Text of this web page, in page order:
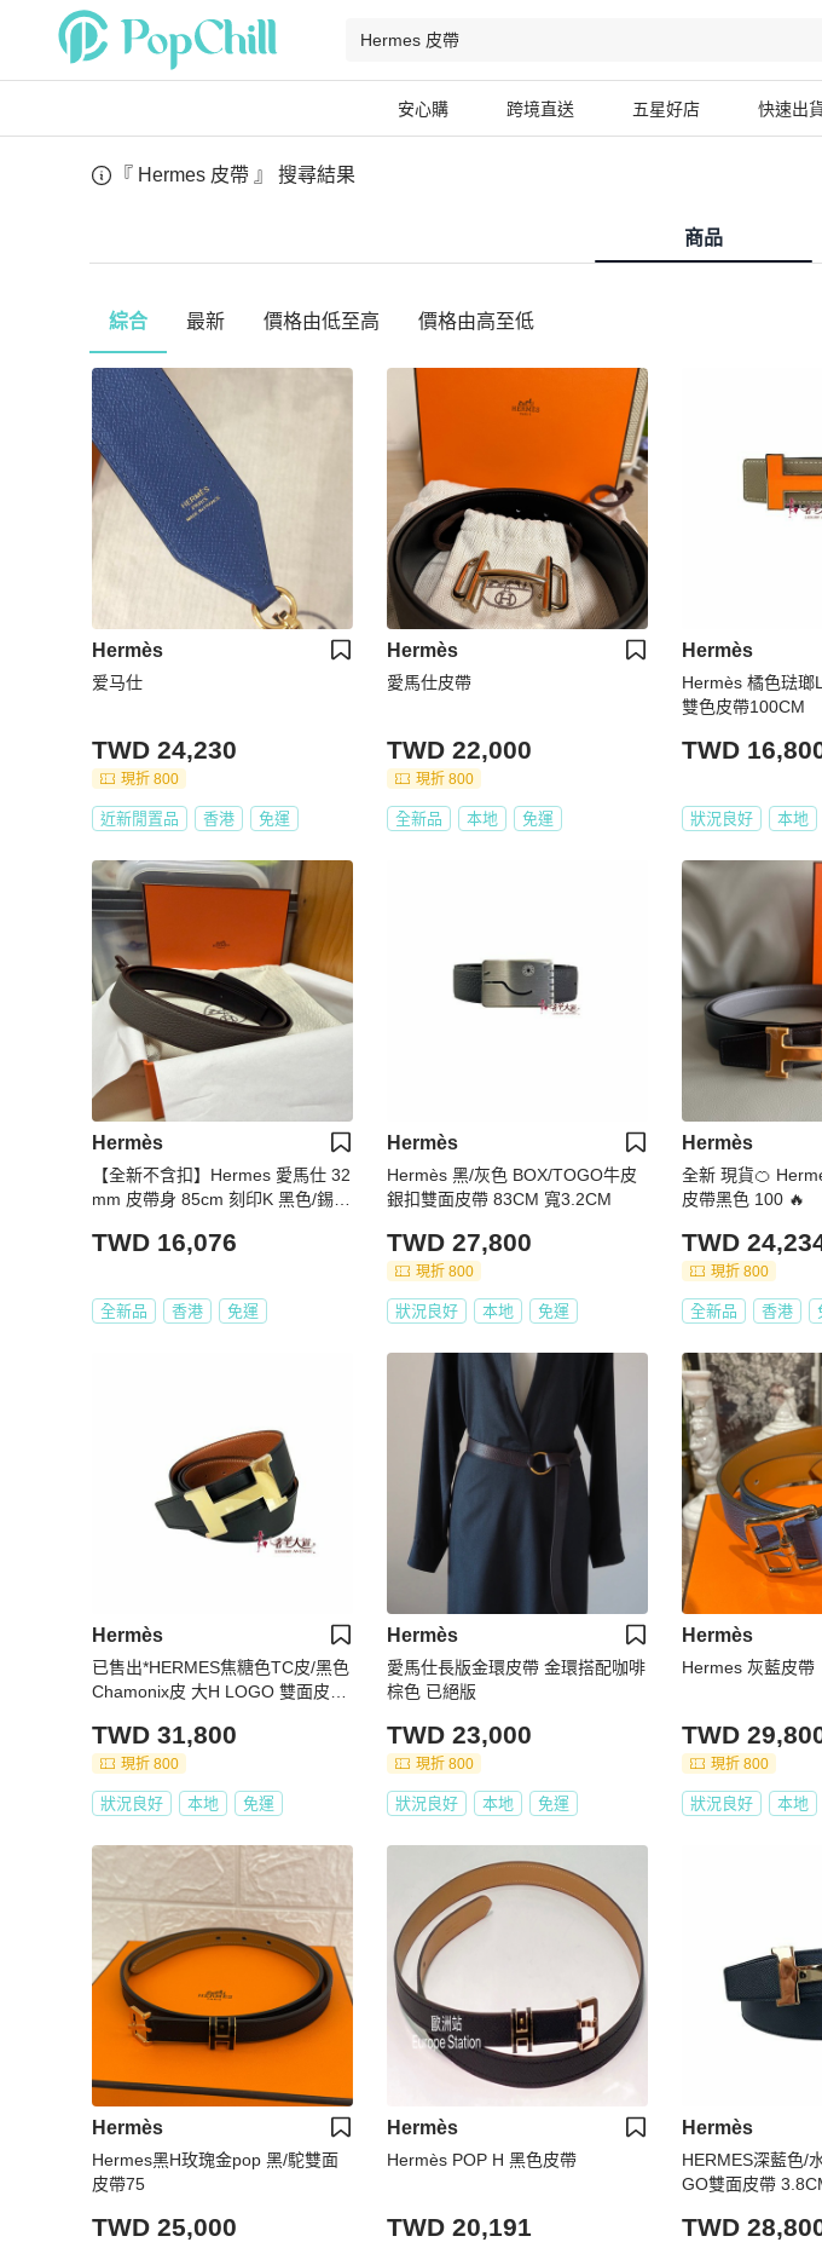
安心購 跨境直送 五星好店 快速出
『 Hermes 皮帶 』 搜尋結果
商品
綜合 最新 價格由低至高 價格由高至低
Hermès
爱马仕
TWD 24,230
現折 800
近新閒置品 香港 免運
Hermès
愛馬仕皮帶
TWD 22,000
現折 800
全新品 本地 免運
Hermès
Hermès 橘色琺瑯
雙色皮帶100CM
TWD
狀況良好 本地
Hermès
【全新不含扣】Hermes 愛馬仕 32
mm 皮帶身 85cm 刻印K 黑色/錫器
TWD 16,076
全新品 香港 免運
Hermès
Hermès 黑/灰色 BOX/TOGO牛皮
銀扣雙面皮帶 83CM 寬3.2CM
TWD 27,800
現折 800
狀況良好 本地 免運
Hermès
全新 現貨🍊
皮帶黑色 100 🔥
TWD
現折 800
全新品 香港
Hermès
已售出*HERMES焦糖色TC皮/黑色
Chamonix皮 大H LOGO 雙面皮帶
TWD 31,800
現折 800
狀況良好 本地 免運
Hermès
愛馬仕長版金環皮帶 金環搭配咖啡
棕色 已絕版
TWD 23,000
現折 800
狀況良好 本地 免運
Hermès
Hermes 灰藍皮帶
TWD
現折 800
狀況良好 本地
Hermès
Hermes黑H玫瑰金pop 黑/駝雙面
皮帶75
TWD 25,000
Hermès
Hermès POP H 黑色皮帶
TWD 20,191
Hermès
HERMES深藍色/
GO雙面皮帶
TWD